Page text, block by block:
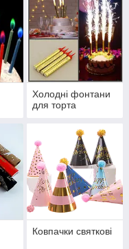
Холодні фонтани
для торта
Ковпачки святкові